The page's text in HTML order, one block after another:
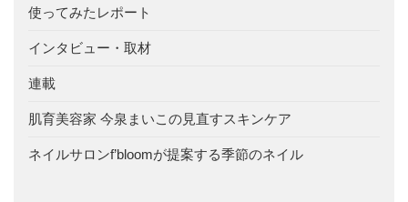
使ってみたレポート
インタビュー・取材
連載
肌育美容家 今泉まいこの見直すスキンケア
ネイルサロンf’bloomが提案する季節のネイル